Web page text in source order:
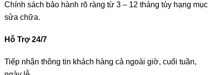
Chính sách bảo hành rõ ràng từ 3 – 12 tháng tùy hạng mục
sửa chữa.
Hỗ Trợ 24/7
Tiếp nhận thông tin khách hàng cả ngoài giờ, cuối tuần,